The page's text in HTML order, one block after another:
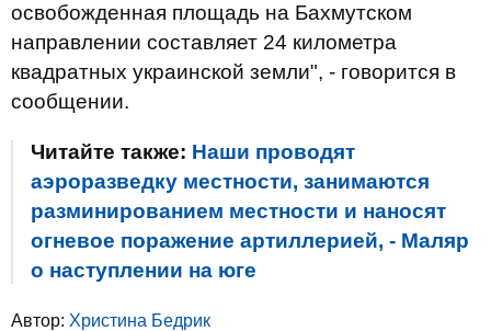
освобожденная площадь на Бахмутском
направлении составляет 24 километра
квадратных украинской земли", - говорится в
сообщении.
Читайте также: Наши проводят
аэроразведку местности, занимаются
разминированием местности и наносят
огневое поражение артиллерией, - Маляр
о наступлении на юге
Автор: Христина Бедрик